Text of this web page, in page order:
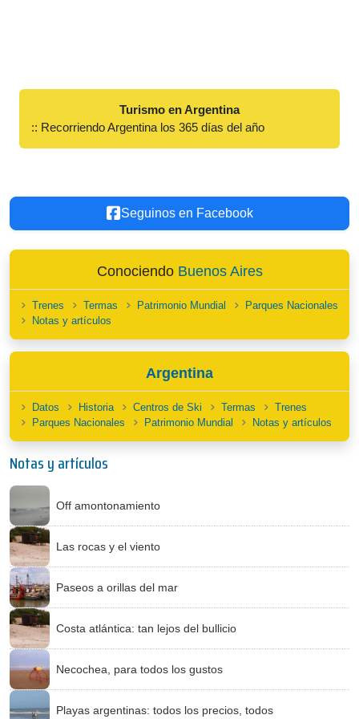
Turismo en Argentina
:: Recorriendo Argentina los 365 días del año
Seguinos en Facebook
Conociendo Buenos Aires
Trenes Termas Patrimonio Mundial
Parques Nacionales
Notas y artículos
Argentina
Datos Historia Centros de Ski Termas
Trenes
Parques Nacionales
Patrimonio Mundial Notas y artículos
Notas y artículos
Off amontonamiento
Las rocas y el viento
Paseos a orillas del mar
Costa atlántica: tan lejos del bullicio
Necochea, para todos los gustos
Playas argentinas: todos los precios, todos